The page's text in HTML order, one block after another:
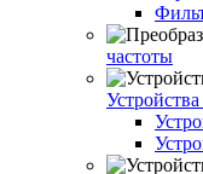
частоты